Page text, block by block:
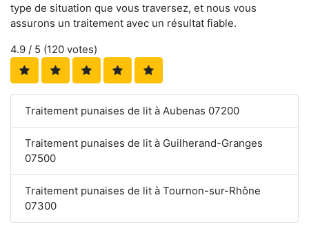
type de situation que vous traversez, et nous vous
assurons un traitement avec un résultat fiable.
4.9 / 5 (120 votes)
Traitement punaises de lit à Aubenas 07200
Traitement punaises de lit à Guilherand-Granges
07500
Traitement punaises de lit à Tournon-sur-Rhône
07300